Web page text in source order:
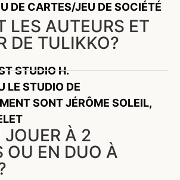
DE CARTES/JEU DE SOCIÉTÉ
LES AUTEURS ET
DE TULIKKO?
STUDIO H.
LE STUDIO DE
SONT JÉRÔME SOLEIL,
À 2
OU EN DUO À